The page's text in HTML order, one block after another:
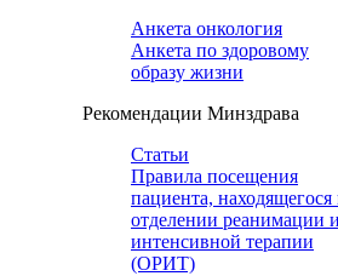
Анкета онкология
Анкета по здоровому
образу жизни
Рекомендации Минздрава
Статьи
Правила посещения
пациента, находящегося
отделении реанимации и
интенсивной терапии
(ОРИТ)